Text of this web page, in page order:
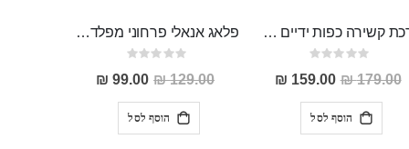
ערכת קשירה כפות ידיים לרגליים "Jizo"
Rating:
179.00 ₪
מחיר
מבצע
159.00 ₪
הוסף לסל
פלאג אנאלי פרחוני מפלדת על חלד 2.8 ס"מ רוחב 7.5 אורך Vered
Rating:
129.00 ₪
מחיר
מבצע
99.00 ₪
הוסף לסל